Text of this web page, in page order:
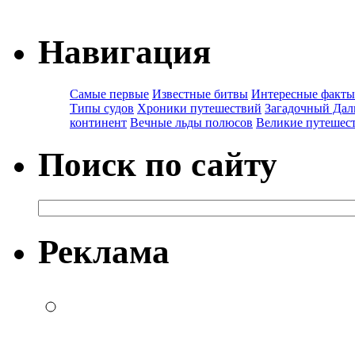
Навигация
Самые первые Известные битвы Интересные факты
Типы судов Хроники путешествий Загадочный
континент Вечные льды полюсов Великие
Поиск по сайту
Реклама